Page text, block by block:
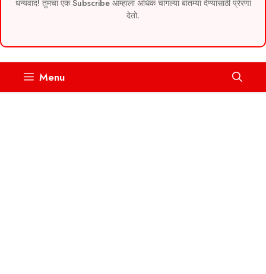
धन्यवाद! तुमचा एक Subscribe आम्हाला अधिक चांगल्या बातम्या देण्यासाठी प्रेरणा
देतो.
Menu